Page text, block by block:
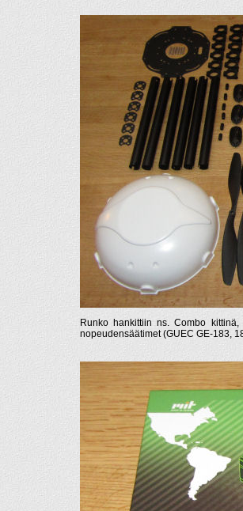
Runko hankittiin ns. Combo
nopeudensäätimet (GUEC GE-183,